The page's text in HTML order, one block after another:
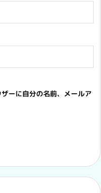
ーに自分の名前、メールア